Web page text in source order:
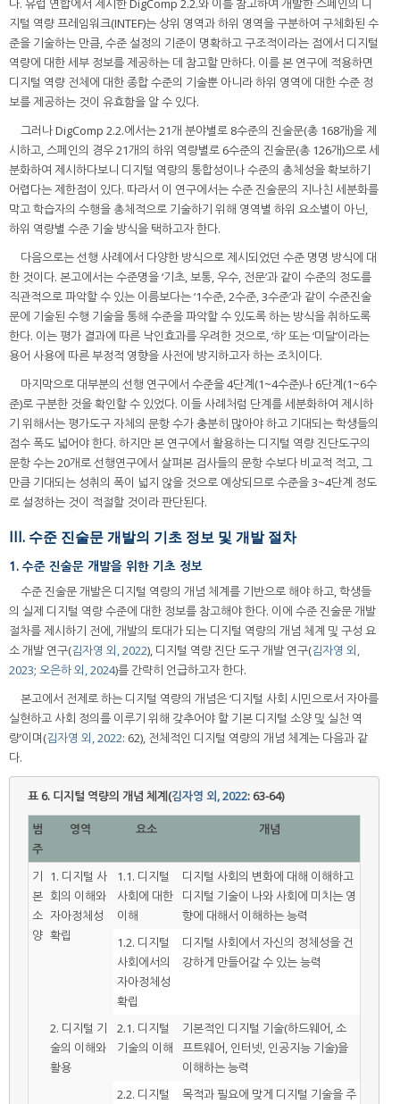
다. 유럽 연합에서 제시한 DigComp 2.2.와 이를 참고하여 개발한 스페인의 디
지털 역량 프레임워크(INTEF)는 상위 영역과 하위 영역을 구분하여 구체화된 수
준을 기술하는 만큼, 수준 설정의 기준이 명확하고 구조적이라는 점에서 디지털
역량에 대한 세부 정보를 제공하는 데 참고할 만하다. 이를 본 연구에 적용하면
디지털 역량 전체에 대한 종합 수준의 기술뿐 아니라 하위 영역에 대한 수준 정
보를 제공하는 것이 유효함을 알 수 있다.
그러나 DigComp 2.2.에서는 21개 분야별로 8수준의 진술문(총 168개)을 제
시하고, 스페인의 경우 21개의 하위 역량별로 6수준의 진술문(총 126개)으로 세
분화하여 제시하다보니 디지털 역량의 통합성이나 수준의 총체성을 확보하기
어렵다는 제한점이 있다. 따라서 이 연구에서는 수준 진술문의 지나친 세분화를
막고 학습자의 수행을 총체적으로 기술하기 위해 영역별 하위 요소별이 아닌,
하위 역량별 수준 기술 방식을 택하고자 한다.
다음으로는 선행 사례에서 다양한 방식으로 제시되었던 수준 명명 방식에 대
한 것이다. 본고에서는 수준명을 ‘기초, 보통, 우수, 전문’과 같이 수준의 정도를
직관적으로 파악할 수 있는 이름보다는 ‘1수준, 2수준, 3수준’과 같이 수준진술
문에 기술된 수행 기술을 통해 수준을 파악할 수 있도록 하는 방식을 취하도록
한다. 이는 평가 결과에 따른 낙인효과를 우려한 것으로, ‘하’ 또는 ‘미달’이라는
용어 사용에 따른 부정적 영향을 사전에 방지하고자 하는 조치이다.
마지막으로 대부분의 선행 연구에서 수준을 4단계(1~4수준)나 6단계(1~6수
준)로 구분한 것을 확인할 수 있었다. 이들 사례처럼 단계를 세분화하여 제시하
기 위해서는 평가도구 자체의 문항 수가 충분히 많아야 하고 기대되는 학생들의
점수 폭도 넓어야 한다. 하지만 본 연구에서 활용하는 디지털 역량 진단도구의
문항 수는 20개로 선행연구에서 살펴본 검사들의 문항 수보다 비교적 적고, 그
만큼 기대되는 성취의 폭이 넓지 않을 것으로 예상되므로 수준을 3~4단계 정도
로 설정하는 것이 적절할 것이라 판단된다.
III. 수준 진술문 개발의 기초 정보 및 개발 절차
1. 수준 진술문 개발을 위한 기초 정보
수준 진술문 개발은 디지털 역량의 개념 체계를 기반으로 해야 하고, 학생들
의 실제 디지털 역량 수준에 대한 정보를 참고해야 한다. 이에 수준 진술문 개발
절차를 제시하기 전에, 개발의 토대가 되는 디지털 역량의 개념 체계 및 구성 요
소 개발 연구(김자영 외, 2022), 디지털 역량 진단 도구 개발 연구(김자영 외,
2023; 오은하 외, 2024)를 간략히 언급하고자 한다.
본고에서 전제로 하는 디지털 역량의 개념은 ‘디지털 사회 시민으로서 자아를
실현하고 사회 정의를 이루기 위해 갖추어야 할 기본 디지털 소양 및 실천 역
량’이며(김자영 외, 2022: 62), 전체적인 디지털 역량의 개념 체계는 다음과 같
다.
표 6. 디지털 역량의 개념 체계(김자영 외, 2022: 63-64)
범
주
영역 요소 개념
기
본
소
양
1. 디지털 사
회의 이해와
자아정체성
확립
1.1. 디지털
사회에 대한
이해
디지털 사회의 변화에 대해 이해하고
디지털 기술이 나와 사회에 미치는 영
향에 대해서 이해하는 능력
1.2. 디지털
사회에서의
자아정체성
확립
디지털 사회에서 자신의 정체성을 건
강하게 만들어갈 수 있는 능력
2. 디지털 기
술의 이해와
활용
2.1. 디지털
기술의 이해
기본적인 디지털 기술(하드웨어, 소
프트웨어, 인터넷, 인공지능 기술)을
이해하는 능력
2.2. 디지털
목적과 필요에 맞게 디지털 기술을 주